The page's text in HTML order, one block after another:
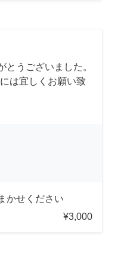
とうございました。
は宜しくお願い致
かせください
¥3,000